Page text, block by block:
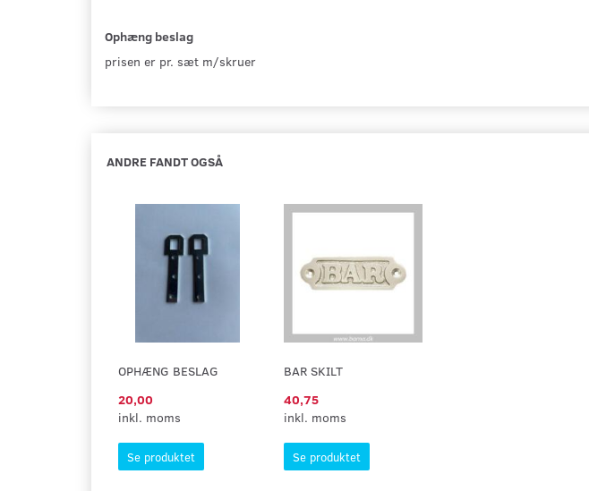
Ophæng beslag
prisen er pr. sæt m/skruer
ANDRE FANDT OGSÅ
OPHÆNG BESLAG
20,00
inkl. moms
Se produktet
BAR SKILT
40,75
inkl. moms
Se produktet